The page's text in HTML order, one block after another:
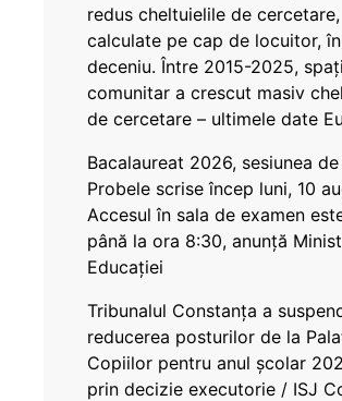
redus cheltuielile de cercetare,
calculate pe cap de locuitor,
deceniu. Între 2015-2025,
comunitar a crescut masiv
de cercetare – ultimele date
Bacalaureat 2026, sesiunea
Probele scrise încep luni, 10
Accesul în sala de examen
până la ora 8:30, anunță
Educației
Tribunalul Constanța a
reducerea posturilor de la
Copiilor pentru anul școlar
prin decizie executorie / ISJ